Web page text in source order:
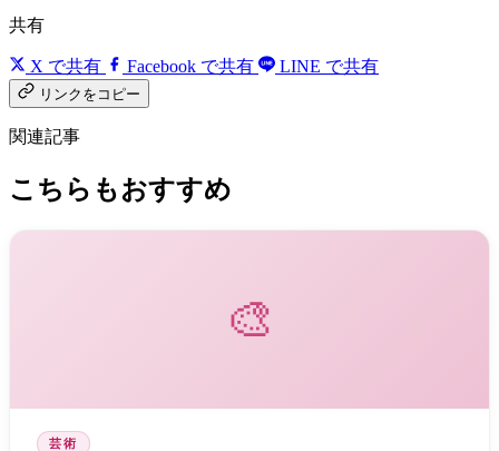
共有
X で共有 Facebook で共有 LINE で共有
リンクをコピー
関連記事
こちらもおすすめ
🎨
芸術